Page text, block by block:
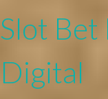
Slot
Digital